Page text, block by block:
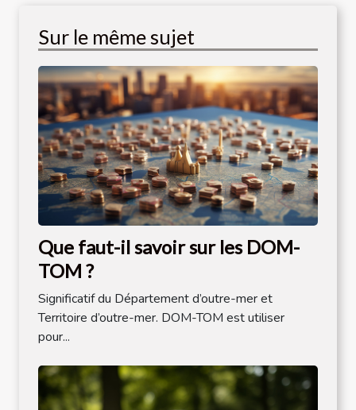
Sur le même sujet
Que faut-il savoir sur les DOM-
TOM ?
Significatif du Département d’outre-mer et
Territoire d’outre-mer. DOM-TOM est utiliser
pour...